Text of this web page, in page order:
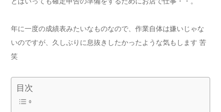
年に一度の成績表みたいなものなので、作業自体は嫌いじゃな
いのですが、久しぶりに息抜きしたかったような気もします 苦
笑
目次